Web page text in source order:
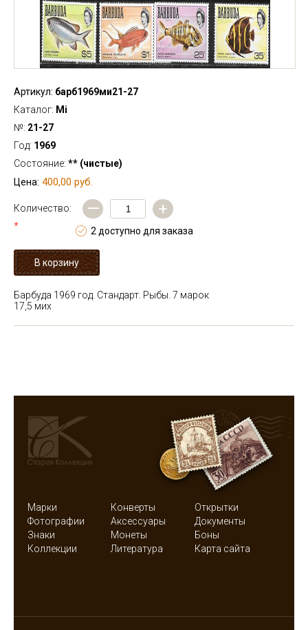
Артикул: барб1969ми21-27
Каталог: Mi
№: 21-27
Год: 1969
Состояние: ** (чистые)
Цена: 400,00 руб.
Количество:
*
— +
2 доступно для заказа
Барбуда 1969 год. Стандарт. Рыбы. 7 марок
17,5 мих
Марки Конверты
Открытки
Фотографии
Аксессуары
Документы
Знаки
Монеты
Боны
Коллекции
Литература Карта сайта